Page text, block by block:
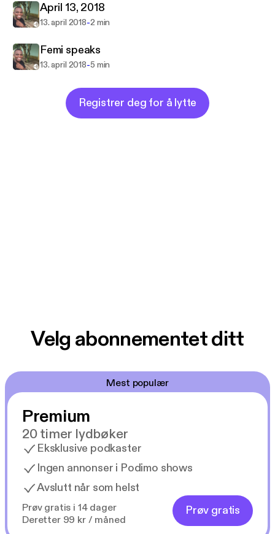
April 13, 2018
13. april 2018-2 min
Femi speaks
13. april 2018-5 min
Registrer deg for å lytte
Velg abonnementet ditt
Mest populær
Premium
20 timer lydbøker
Eksklusive podkaster
Ingen annonser i Podimo shows
Avslutt når som helst
Prøv gratis i 14 dager
Deretter 99 kr / måned
Prøv gratis